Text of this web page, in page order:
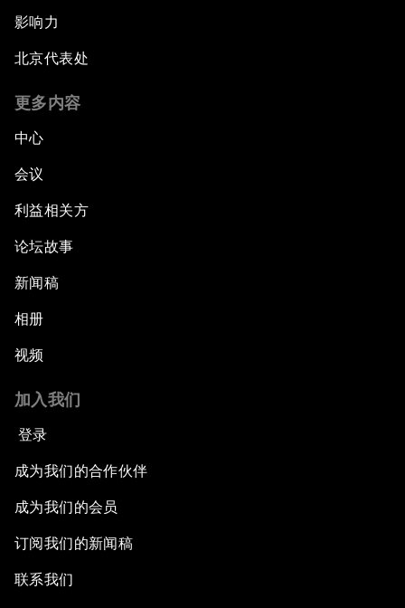
影响力
北京代表处
更多内容
中心
会议
利益相关方
论坛故事
新闻稿
相册
视频
加入我们
登录
成为我们的合作伙伴
成为我们的会员
订阅我们的新闻稿
联系我们